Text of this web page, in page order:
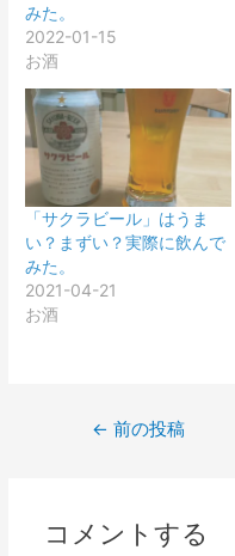
みた。
2022-01-15
お酒
「サクラビール」はうま
い？まずい？実際に飲んで
みた。
2021-04-21
お酒
ゲ
← 前の投稿
コメントする